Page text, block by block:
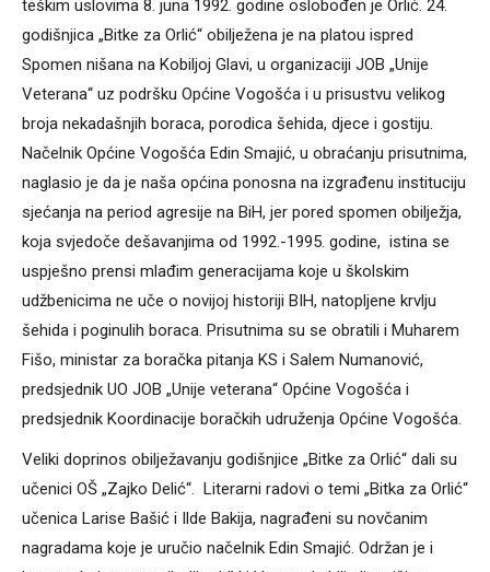
teškim uslovima 8. juna 1992. godine oslobođen je Orlić. 24.
godišnjica „Bitke za Orlić“ obilježena je na platou ispred
Spomen nišana na Kobiljoj Glavi, u organizaciji JOB „Unije
Veterana“ uz podršku Općine Vogošća i u prisustvu velikog
broja nekadašnjih boraca, porodica šehida, djece i gostiju.
Načelnik Općine Vogošća Edin Smajić, u obraćanju prisutnima,
naglasio je da je naša općina ponosna na izgrađenu instituciju
sjećanja na period agresije na BiH, jer pored spomen obilježja,
koja svjedoče dešavanjima od 1992.-1995. godine, istina se
uspješno prensi mlađim generacijama koje u školskim
udžbenicima ne uče o novijoj historiji BIH, natopljene krvlju
šehida i poginulih boraca. Prisutnima su se obratili i Muharem
Fišo, ministar za boračka pitanja KS i Salem Numanović,
predsjednik UO JOB „Unije veterana“ Općine Vogošća i
predsjednik Koordinacije boračkih udruženja Općine Vogošća.
Veliki doprinos obilježavanju godišnjice „Bitke za Orlić“ dali su
učenici OŠ „Zajko Delić“. Literarni radovi o temi „Bitka za Orlić“
učenica Larise Bašić i Ilde Bakija, nagrađeni su novčanim
nagradama koje je uručio načelnik Edin Smajić. Održan je i